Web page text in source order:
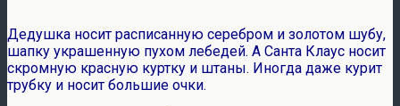
Дедушка носит расписанную серебром и золотом шубу,
шапку украшенную пухом лебедей. А Санта Клаус носит
скромную красную куртку и штаны. Иногда даже курит
трубку и носит большие очки.